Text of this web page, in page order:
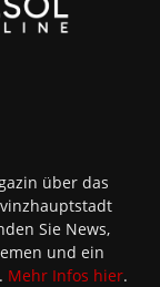
über das
Sie News,
und ein
Mehr Infos hier.